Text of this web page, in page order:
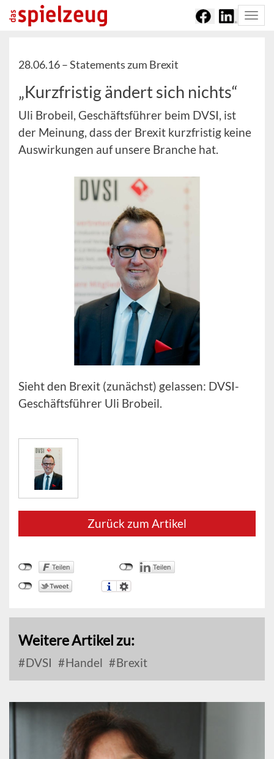
28.06.16 –Statements zum Brexit
„Kurzfristig ändert sich nichts“
Uli Brobeil, Geschäftsführer beim DVSI, ist
der Meinung, dass der Brexit kurzfristig keine
Auswirkungen auf unsere Branche hat.
Sieht den Brexit (zunächst) gelassen: DVSI-
Geschäftsführer Uli Brobeil.
Zurück zum Artikel
Weitere Artikel zu:
DVSI Handel Brexit